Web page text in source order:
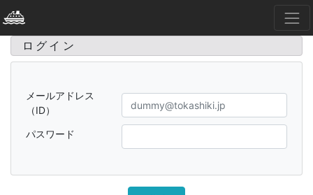
ログイン
メールアドレス
（ID）
パスワード